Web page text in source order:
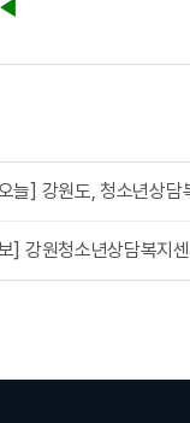
늘] 강원도, 청소년상담
] 강원청소년상담복지